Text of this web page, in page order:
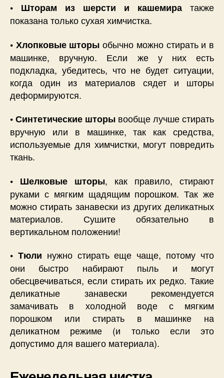
• Шторам из шерсти и кашемира также
показана только сухая химчистка.
• Хлопковые шторы обычно можно стирать и в
машинке, вручную. Если же у них есть
подкладка, убедитесь, что не будет ситуации,
когда один из материалов сядет и шторы
деформируются.
• Синтетические шторы вообще лучше стирать
вручную или в машинке, так как средства,
используемые для химчистки, могут повредить
ткань.
• Шелковые шторы, как правило, стирают
руками с мягким щадящим порошком. Так же
можно стирать занавески из других деликатных
материалов. Сушите обязательно в
вертикальном положении!
• Тюли нужно стирать еще чаще, потому что
они быстро набирают пыль и могут
обесцвечиваться, если стирать их редко. Такие
деликатные занавески рекомендуется
замачивать в холодной воде с мягким
порошком или стирать в машинке на
деликатном режиме (и только если это
допустимо для вашего материала).